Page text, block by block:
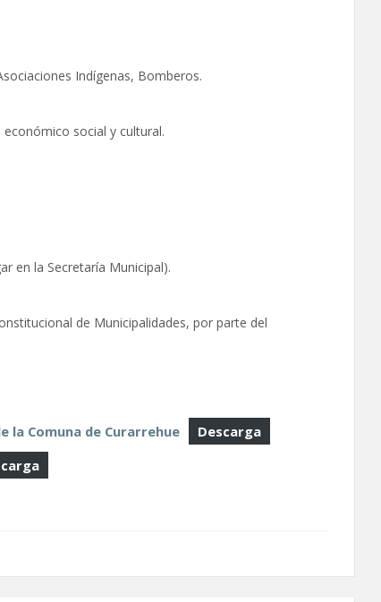
Indígenas, Bomberos.
social y cultural.
en la Secretaría Municipal).
de Municipalidades, por parte del
la Comuna de Curarrehue
Descarga